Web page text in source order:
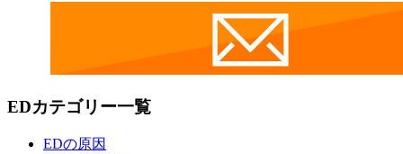
EDカテゴリー一覧
EDの原因